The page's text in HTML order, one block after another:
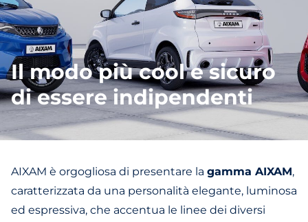
Il modo più cool e sicuro
di essere indipendenti
AIXAM è orgogliosa di presentare la gamma AIXAM,
caratterizzata da una personalità elegante, luminosa
ed espressiva, che accentua le linee dei diversi